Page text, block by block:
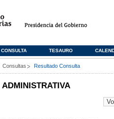
CONSULTA TESAURO
Consultas Resultado Consulta